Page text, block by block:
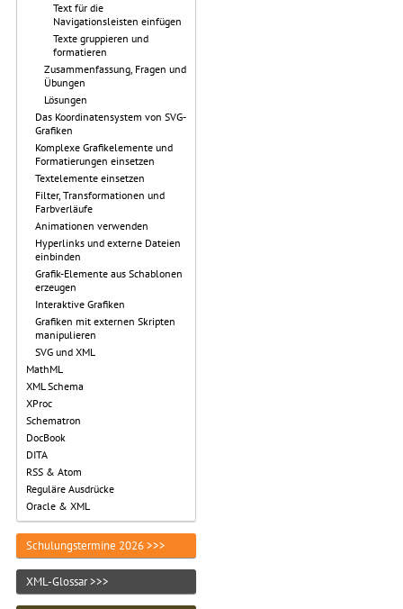
Text für die
Navigationsleisten einfügen
Texte gruppieren und
formatieren
Zusammenfassung, Fragen und
Übungen
Lösungen
Das Koordinatensystem von SVG-
Grafiken
Komplexe Grafikelemente und
Formatierungen einsetzen
Textelemente einsetzen
Filter, Transformationen und
Farbverläufe
Animationen verwenden
Hyperlinks und externe Dateien
einbinden
Grafik-Elemente aus Schablonen
erzeugen
Interaktive Grafiken
Grafiken mit externen Skripten
manipulieren
SVG und XML
MathML
XML Schema
XProc
Schematron
DocBook
DITA
RSS & Atom
Reguläre Ausdrücke
Oracle & XML
Schulungstermine 2026 >>>
XML-Glossar >>>